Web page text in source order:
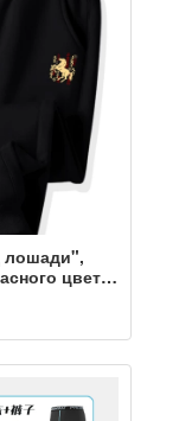
лошади",
цвета
детская
костюм-